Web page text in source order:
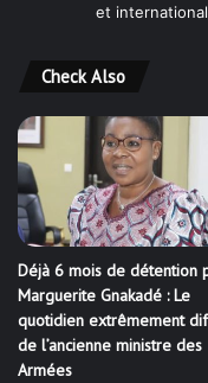
et
Check Also
Déjà 6 mois de détention
Marguerite Gnakadé : Le
quotidien extrêmement
de l’ancienne ministre des
Armées